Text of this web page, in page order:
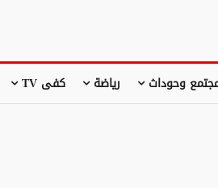
وحوداث رياضة كفى TV